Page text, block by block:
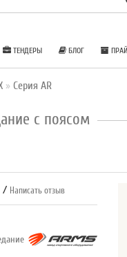
ТЕНДЕРЫ БЛОГ
Серия AR
с поясом
/ Написать отзыв